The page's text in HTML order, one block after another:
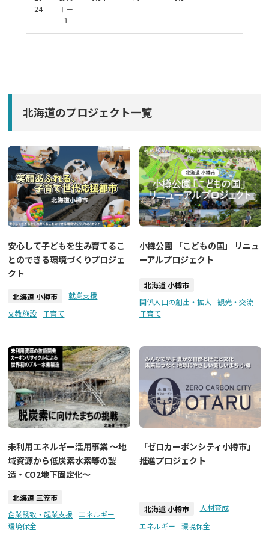
24
Ⅰ－
１
北海道のプロジェクト一覧
安心して子どもを生み育てるこ
とのできる環境づくりプロジェ
クト
北海道 小樽市
就業支援
文教施設
子育て
小樽公園 「こどもの国」 リニュ
ーアルプロジェクト
北海道 小樽市
関係人口の創出・拡大
観光・交流
子育て
未利用エネルギー活用事業 ～地
域資源から低炭素水素等の製
造・CO2地下固定化～
北海道 三笠市
企業誘致・起業支援
エネルギー
環境保全
「ゼロカーボンシティ小樽市」
推進プロジェクト
北海道 小樽市
人材育成
エネルギー
環境保全